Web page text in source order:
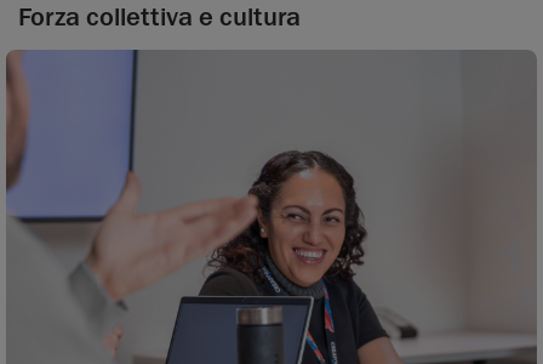
Forza collettiva e cultura